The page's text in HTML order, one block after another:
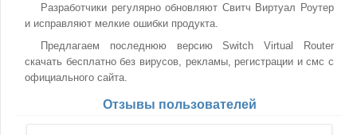
Разработчики регулярно обновляют Свитч Виртуал Роутер
и исправляют мелкие ошибки продукта.
Предлагаем последнюю версию Switch Virtual Router
скачать бесплатно без вирусов, рекламы, регистрации и смс с
официального сайта.
Отзывы пользователей